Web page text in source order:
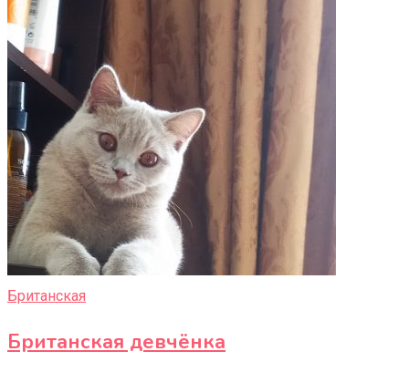
Британская
Британская девчëнка